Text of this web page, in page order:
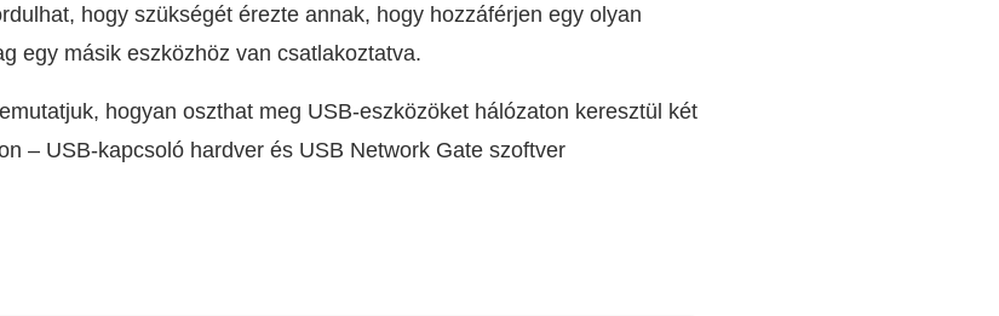
hogy szükségét érezte annak, hogy hozzáférjen egy olyan
egy másik eszközhöz van csatlakoztatva.
hogyan oszthat meg USB-eszközöket hálózaton keresztül két
– USB-kapcsoló hardver és USB Network Gate szoftver